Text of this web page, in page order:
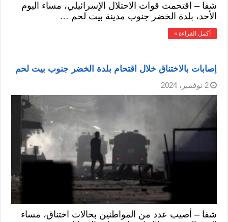
شفا – اقتحمت قوات الاحتلال الإسرائيلي، مساء اليوم
الأحد، بلدة الخضر جنوب مدينة بيت لحم …
أكمل القراءة »
إصابات بالاختناق خلال اقتحام بلدة الخضر جنوب بيت لحم
2 نوفمبر، 2024
شفا – أصيب عدد من المواطنين بحالات اختناق، مساء